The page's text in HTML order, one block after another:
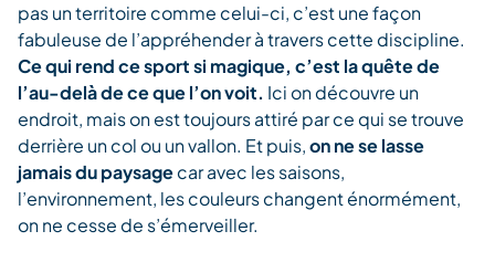
pas un territoire comme celui-ci, c’est une façon
fabuleuse de l’appréhender à travers cette discipline.
Ce qui rend ce sport si magique, c’est la quête de
l’au-delà de ce que l’on voit. Ici on découvre un
endroit, mais on est toujours attiré par ce qui se trouve
derrière un col ou un vallon. Et puis,on ne se lasse
jamais du paysagecar avec les saisons,
l’environnement, les couleurs changent énormément,
on ne cesse de s’émerveiller.